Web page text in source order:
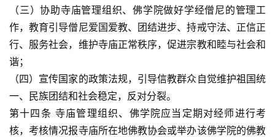
寺
院
巡
礼
视
频
（三）协助寺庙管理组织、佛学院做好学经僧尼的管理工
作，教育引导僧尼爱国爱教、团结进步、持戒守法、正信正
行、服务社会，维护寺庙正常秩序，促进宗教和睦与社会和
谐；
（四）宣传国家的政策法规，引导信教群众自觉维护祖国统
一、民族团结和社会稳定，反对分裂。
第十四条 寺庙管理组织、佛学院应当定期对经师进行考
核，考核情况报寺庙所在地佛教协会或举办该佛学院的佛教